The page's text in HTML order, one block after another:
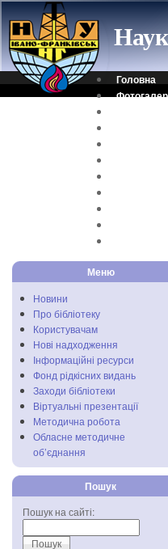
Головна
Меню
Новини
Про бібліотеку
Користувачам
Нові надходження
Інформаційні ресурси
Фонд рідкісних видань
Заходи бібліотеки
Віртуальні презентації
Методична робота
Обласне методичне
об’єднання
Пошук
Пошук на сайті: